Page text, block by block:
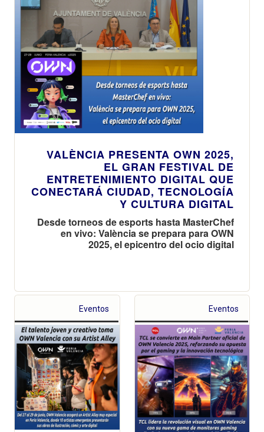
VALÈNCIA PRESENTA OWN 2025,
EL GRAN FESTIVAL DE
ENTRETENIMIENTO DIGITAL QUE
CONECTARÁ CIUDAD, TECNOLOGÍA
Y CULTURA DIGITAL
Desde torneos de esports hasta MasterChef
en vivo: València se prepara para OWN
2025, el epicentro del ocio digital
Eventos Eventos